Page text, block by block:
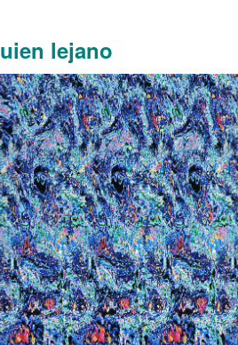
lejano